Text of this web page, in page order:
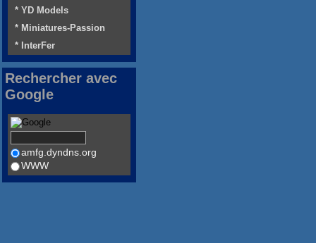
* YD Models
* Miniatures-Passion
* InterFer
Rechercher avec
Google
amfg.dyndns.org
WWW